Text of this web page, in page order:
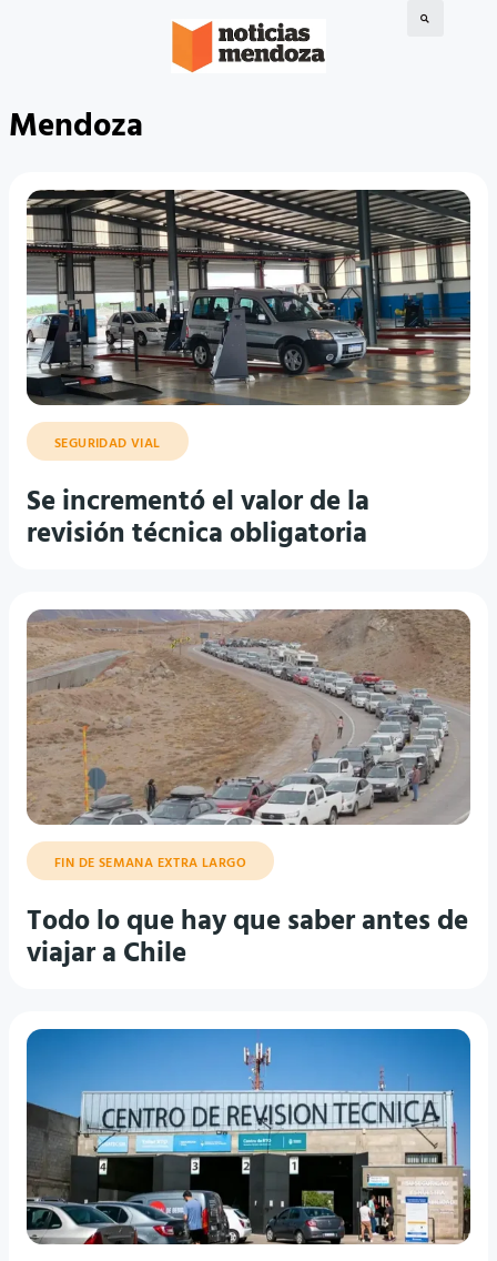
Mendoza
SEGURIDAD VIAL
Se incrementó el valor de la
revisión técnica obligatoria
FIN DE SEMANA EXTRA LARGO
Todo lo que hay que saber antes de
viajar a Chile